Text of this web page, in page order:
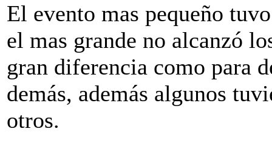
El evento mas pequeño
el mas grande no alcanzó
gran diferencia como para
demás, además algunos
otros.